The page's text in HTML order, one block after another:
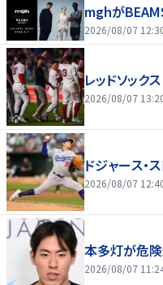
mghが
2026/08/07
レッドソック
2026/08/07
ドジャース・
2026/08/07
本多灯が危
2026/08/07